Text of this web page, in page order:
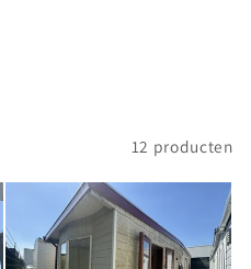
12 producten